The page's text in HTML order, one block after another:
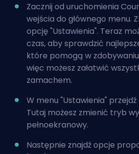
Zacznij od uruchomienia
wejścia do głównego menu.
opcję "Ustawienia". Teraz
czas, aby sprawdzić
które pomogą w
więc możesz załatwić
zamachem.
W menu "Ustawienia" przejdź
Tutaj możesz zmienić tryb
pełnoekranowy.
Następnie znajdź opcje